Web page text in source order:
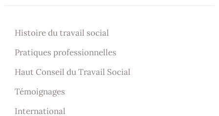
Histoire du travail social
Pratiques professionnelles
Haut Conseil du Travail Social
Témoignages
International